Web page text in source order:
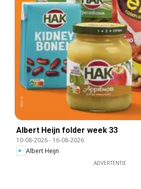
Albert Heijn folder week 33
10-08-2026- 16-08-2026
Albert Heijn
ADVERTENTIE